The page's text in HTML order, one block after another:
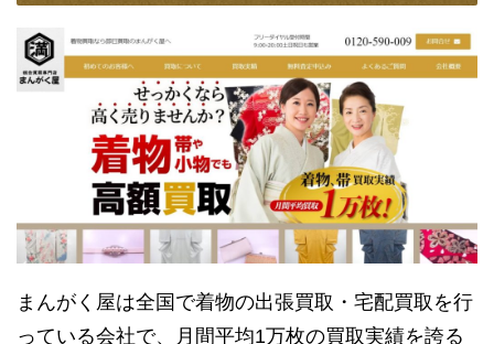
まんがく屋は全国で着物の出張買取・宅配買取を行
っている会社で、月間平均1万枚の買取実績を誇る